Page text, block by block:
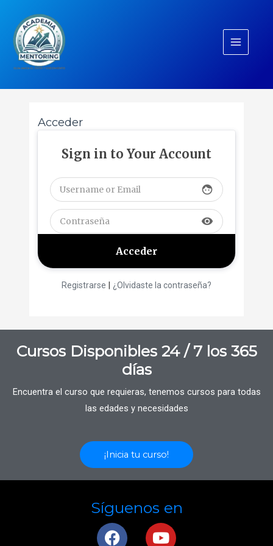
contenido
Menu
Acceder
Sign in to Your Account
face
visibility
Registrarse | ¿Olvidaste la contraseña?
Cursos Disponibles 24 / 7 los 365
días
Encuentra el curso que requieras, tenemos cursos para todas
las edades y necesidades
¡Inicia tu curso!
Síguenos en
F
Y